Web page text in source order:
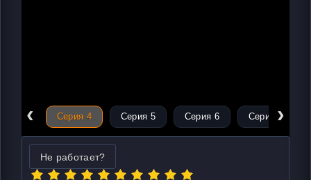
‹
3 Серия 4 Серия 5 Серия 6 Серия 7
›
Не работает?